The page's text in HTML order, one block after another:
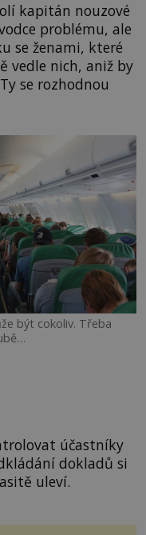
kapitán nouzové
problému, ale
se ženami, které
vedle nich, aniž by
se rozhodnou
být cokoliv. Třeba
účastníky
dokladů si
uleví.